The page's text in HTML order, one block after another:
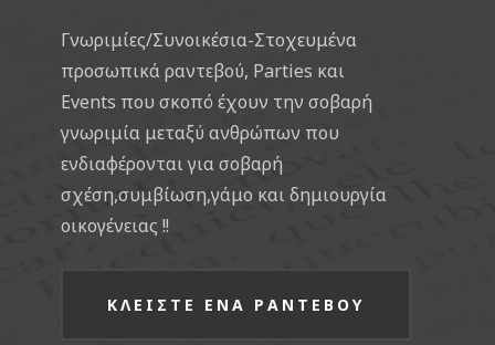
Γνωριμίες/Συνοικέσια-Στοχευμένα
προσωπικά ραντεβού, Parties και
Events που σκοπό έχουν την σοβαρή
γνωριμία μεταξύ ανθρώπων που
ενδιαφέρονται για σοβαρή
σχέση,συμβίωση,γάμο και δημιουργία
οικογένειας !!
ΚΛΕΙΣΤΕ ΕΝΑ ΡΑΝΤΕΒΟΥ